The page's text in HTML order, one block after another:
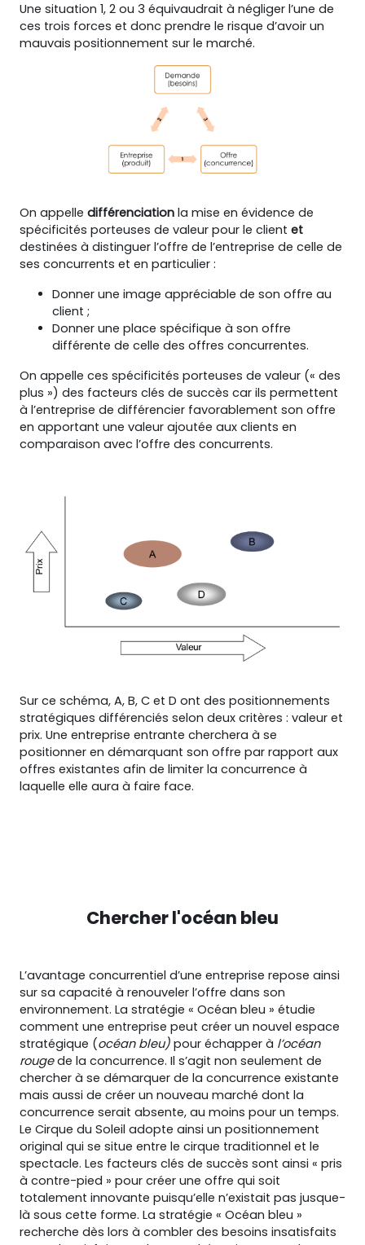
Une situation 1, 2 ou 3 équivaudrait à négliger l’une de
ces trois forces et donc prendre le risque d’avoir un
mauvais positionnement sur le marché.
On appelle différenciation la mise en évidence de
spécificités porteuses de valeur pour le client et
destinées à distinguer l’offre de l’entreprise de celle de
ses concurrents et en particulier :
Donner une image appréciable de son offre au
client ;
Donner une place spécifique à son offre
différente de celle des offres concurrentes.
On appelle ces spécificités porteuses de valeur (« des
plus ») des facteurs clés de succès car ils permettent
à l’entreprise de différencier favorablement son offre
en apportant une valeur ajoutée aux clients en
comparaison avec l’offre des concurrents.
Sur ce schéma, A, B, C et D ont des positionnements
stratégiques différenciés selon deux critères : valeur et
prix. Une entreprise entrante cherchera à se
positionner en démarquant son offre par rapport aux
offres existantes afin de limiter la concurrence à
laquelle elle aura à faire face.
Chercher l'océan bleu
L’avantage concurrentiel d’une entreprise repose ainsi
sur sa capacité à renouveler l’offre dans son
environnement. La stratégie « Océan bleu » étudie
comment une entreprise peut créer un nouvel espace
stratégique (océan bleu) pour échapper à l’océan
rougede la concurrence. Il s’agit non seulement de
chercher à se démarquer de la concurrence existante
mais aussi de créer un nouveau marché dont la
concurrence serait absente, au moins pour un temps.
Le Cirque du Soleil adopte ainsi un positionnement
original qui se situe entre le cirque traditionnel et le
spectacle. Les facteurs clés de succès sont ainsi « pris
à contre-pied » pour créer une offre qui soit
totalement innovante puisqu’elle n’existait pas jusque-
là sous cette forme. La stratégie « Océan bleu »
recherche dès lors à combler des besoins insatisfaits